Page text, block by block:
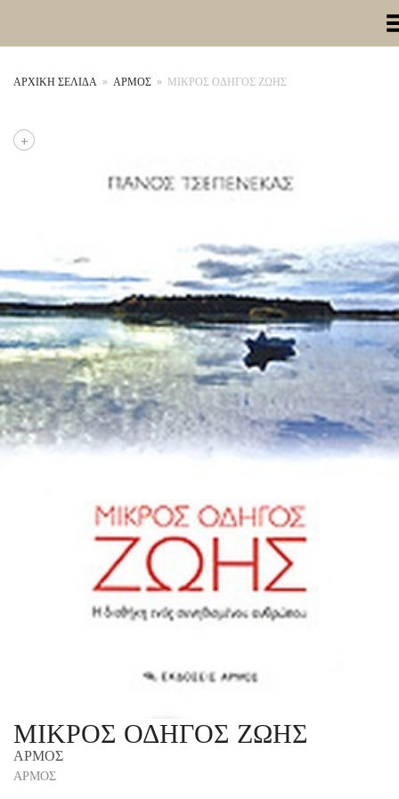
Toggle
ΑΡΧΙΚΉ ΣΕΛΊΔΑ » ΑΡΜΟΣ » ΜΙΚΡΟΣ ΟΔΗΓΟΣ ΖΩΗΣ
+
ΜΙΚΡΟΣ ΟΔΗΓΟΣ ΖΩΗΣ
ΑΡΜΟΣ
ΑΡΜΟΣ